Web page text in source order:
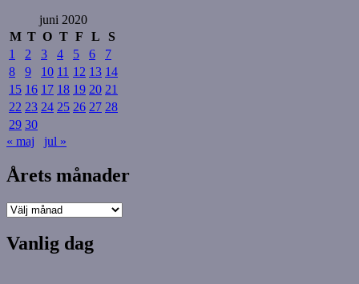
juni 2020
M T O T F L
S
1
2 3 4 5 6
7
8
9 10 11 12 13 14
15 16 17 18 19 20 21
22 23 24 25 26 27 28
29 30
« maj
jul »
Årets månader
Årets
Vanlig dag